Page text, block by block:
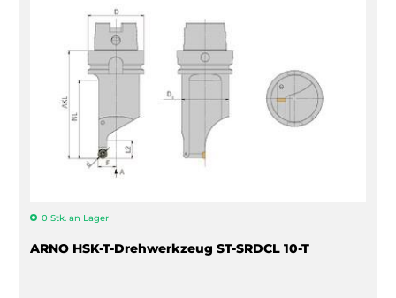
0 Stk. an Lager
ARNO HSK-T-Drehwerkzeug ST-SRDCL 10-T